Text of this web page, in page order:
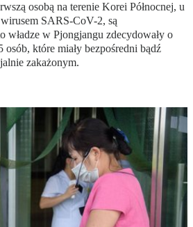
osobą na terenie Korei Północnej, u
SARS-CoV-2, są
władze w Pjongjangu zdecydowały o
które miały bezpośredni bądź
zakażonym.